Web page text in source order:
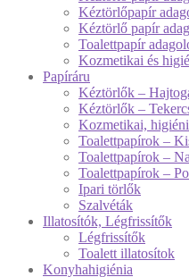
Kéztörlőpapír
Kéztörlő papír
Toalettpapír
Kozmetikai és
Papíráru
Kéztörlők –
Kéztörlők –
Kozmetikai,
Toalettpapírok –
Toalettpapírok –
Toalettpapírok –
Ipari törlők
Szalvéták
Illatosítók, Légfrissítők
Légfrissítők
Toalett illatosítok
Konyhahigiénia